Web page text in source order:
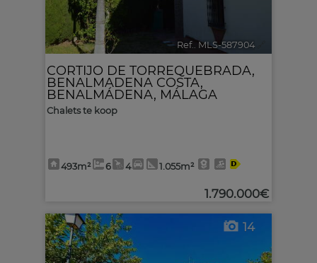
Ref.. MLS-587904
CORTIJO DE TORREQUEBRADA,
BENALMADENA COSTA,
BENALMÁDENA, MÁLAGA
Chalets te koop
493m² 6 4 1.055m²
1.790.000€
14